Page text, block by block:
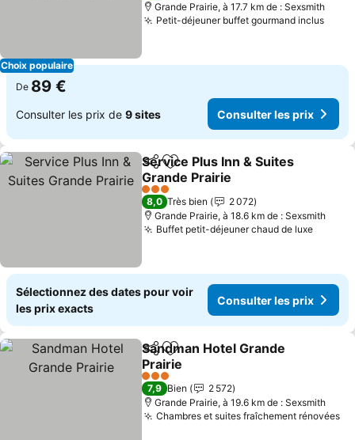
Choix populaire
Grande Prairie, à 17.7 km de : Sexsmith
Petit-déjeuner buffet gourmand inclus
De 89 €
Consulter les prix de 9 sites Consulter les prix
PartagerAjouter à mes favoris
Service Plus Inn & Suites
Grande Prairie
3 Étoiles
8,0 Très bien
2 072
Grande Prairie, à 18.6 km de : Sexsmith
Buffet petit-déjeuner chaud de luxe
Sélectionnez des dates pour voir
les prix exacts
Consulter les prix
PartagerAjouter à mes favoris
Sandman Hotel Grande
Prairie
3 Étoiles
7,9 Bien
2 572
Grande Prairie, à 19.6 km de : Sexsmith
Chambres et suites fraîchement rénovées